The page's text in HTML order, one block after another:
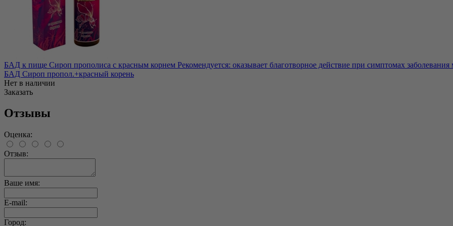
БАД к пище Сироп прополиса с красным корнем Рекомендуется: оказывает благотворное действие при симптомах заболевания
БАД Сироп пропол.+красный корень
Нет в наличии
Заказать
Отзывы
Оценка:
Отзыв:
Ваше имя:
E-mail:
Город: